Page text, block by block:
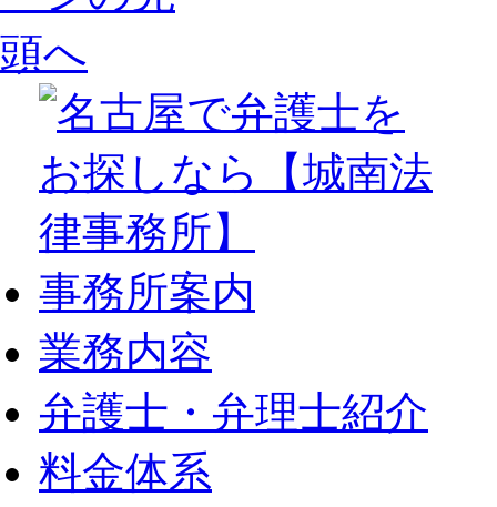
事務所案内
業務内容
弁護士・弁理士紹介
料金体系